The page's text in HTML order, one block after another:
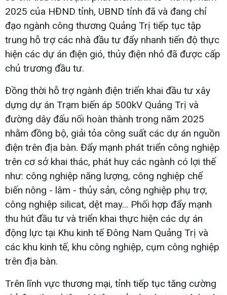
2025 của HĐND tỉnh, UBND tỉnh đã và đang chỉ
đạo ngành công thương Quảng Trị tiếp tục tập
trung hỗ trợ các nhà đầu tư đẩy nhanh tiến độ thực
hiện các dự án điện gió, thủy điện nhỏ đã được cấp
chủ trương đầu tư.
Đồng thời hỗ trợ ngành điện triển khai đầu tư xây
dựng dự án Trạm biến áp 500kV Quảng Trị và
đường dây đấu nối hoàn thành trong năm 2025
nhằm đồng bộ, giải tỏa công suất các dự án nguồn
điện trên địa bàn. Đẩy mạnh phát triển công nghiệp
trên cơ sở khai thác, phát huy các ngành có lợi thế
như: công nghiệp năng lượng, công nghiệp chế
biến nông - lâm - thủy sản, công nghiệp phụ trợ,
công nghiệp silicat, dệt may... Phối hợp đẩy mạnh
thu hút đầu tư và triển khai thực hiện các dự án
động lực tại Khu kinh tế Đông Nam Quảng Trị và
các khu kinh tế, khu công nghiệp, cụm công nghiệp
trên địa bàn.
Trên lĩnh vực thương mại, tỉnh tiếp tục tăng cường